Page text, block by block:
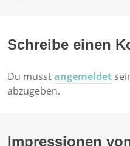
Schreibe einen
Du musstangemeldet
abzugeben.
Impressionen